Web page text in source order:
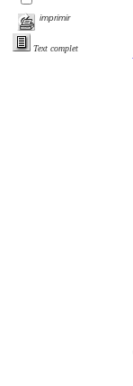
imprimir
Text complet